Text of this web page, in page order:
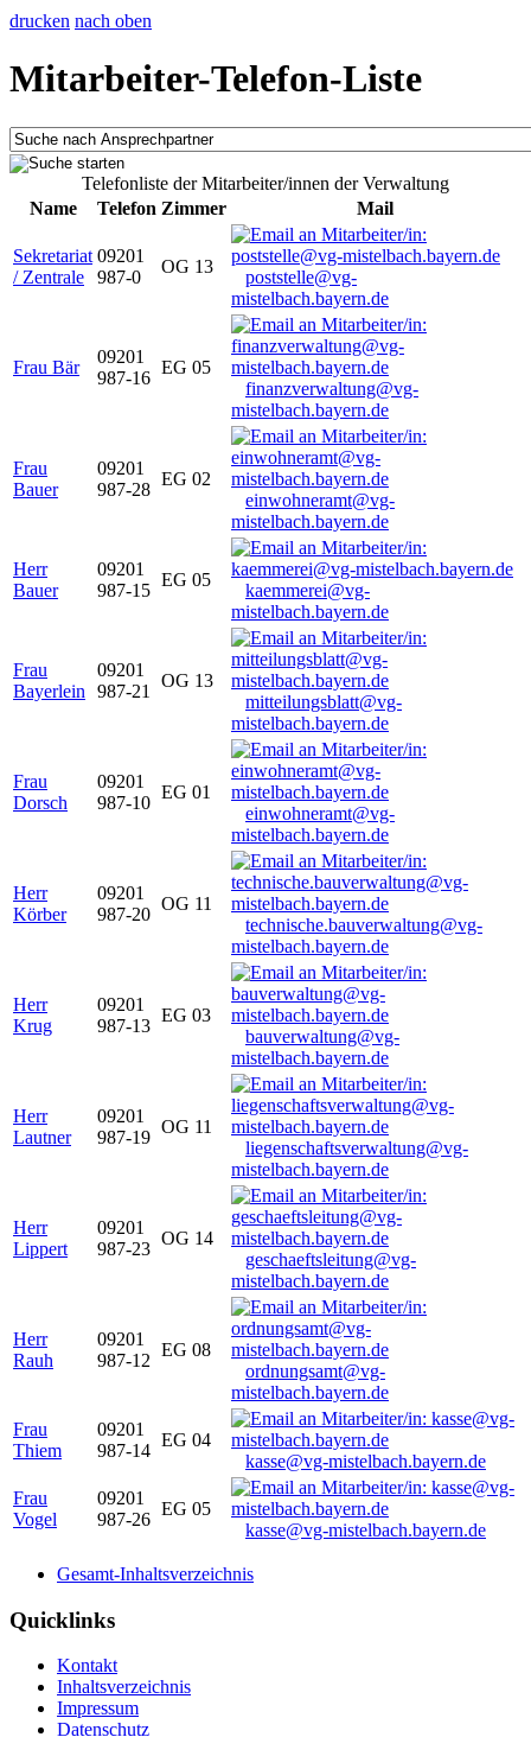
drucken nach oben
Mitarbeiter-Telefon-Liste
Telefonliste der Mitarbeiter/innen der Verwaltung
Name
Telefon Zimmer Mail
Sekretariat
/ Zentrale
09201
987-0
OG 13
poststelle@vg-
mistelbach.bayern.de
Frau Bär
09201
987-16
EG 05
finanzverwaltung@vg-
mistelbach.bayern.de
Frau
Bauer
09201
987-28
EG 02
einwohneramt@vg-
mistelbach.bayern.de
Herr
Bauer
09201
987-15
EG 05
kaemmerei@vg-
mistelbach.bayern.de
Frau
Bayerlein
09201
987-21
OG 13
mitteilungsblatt@vg-
mistelbach.bayern.de
Frau
Dorsch
09201
987-10
EG 01
einwohneramt@vg-
mistelbach.bayern.de
Herr
Körber
09201
987-20
OG 11
technische.bauverwaltung@vg-
mistelbach.bayern.de
Herr
Krug
09201
987-13
EG 03
bauverwaltung@vg-
mistelbach.bayern.de
Herr
Lautner
09201
987-19
OG 11
liegenschaftsverwaltung@vg-
mistelbach.bayern.de
Herr
Lippert
09201
987-23
OG 14
geschaeftsleitung@vg-
mistelbach.bayern.de
Herr
Rauh
09201
987-12
EG 08
ordnungsamt@vg-
mistelbach.bayern.de
Frau
Thiem
09201
987-14
EG 04
kasse@vg-mistelbach.bayern.de
Frau
Vogel
09201
987-26
EG 05
kasse@vg-mistelbach.bayern.de
Gesamt-Inhaltsverzeichnis
Quicklinks
Kontakt
Inhaltsverzeichnis
Impressum
Datenschutz